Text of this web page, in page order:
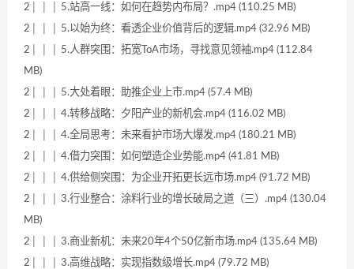
2│ │ │ 5.站高一线：如何在趋势内布局？.mp4 (110.25 MB)
2│ │ │ 5.以始为终：看透企业价值背后的逻辑.mp4 (32.96 MB)
2│ │ │ 5.人群突围：拓宽ToA市场，寻找意见领袖.mp4 (112.84
MB)
2│ │ │ 5.大处着眼：助推企业上市.mp4 (57.4 MB)
2│ │ │ 4.转移战略：夕阳产业的新机会.mp4 (116.02 MB)
2│ │ │ 4.全局思考：未来看护市场大爆发.mp4 (180.21 MB)
2│ │ │ 4.借力突围：如何塑造企业势能.mp4 (41.81 MB)
2│ │ │ 4.供给侧突围：为企业开拓更长远市场.mp4 (91.72 MB)
2│ │ │ 3.行业整合：涂料行业的增长破局之道（三）.mp4 (130.04
MB)
2│ │ │ 3.商业新机：未来20年4个50亿新市场.mp4 (135.64 MB)
2│ │ │ 3.高维战略：实现指数级增长.mp4 (79.72 MB)